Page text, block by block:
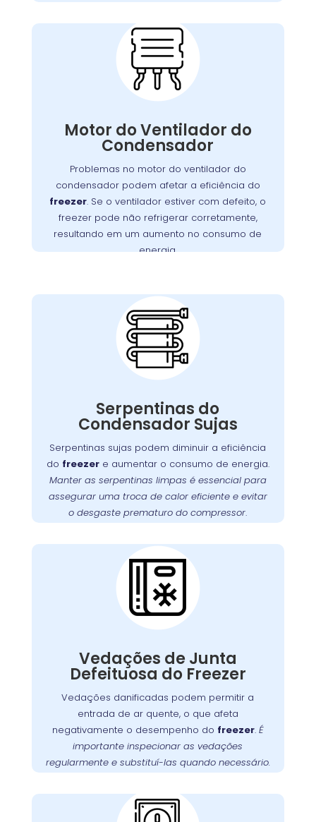
Motor do Ventilador do
Condensador
Problemas no motor do ventilador do
condensador podem afetar a eficiência do
freezer. Se o ventilador estiver com defeito, o
freezer pode não refrigerar corretamente,
resultando em um aumento no consumo de
energia.
Problemas com o
Motor do Ventilador do
Condensador:
O motor do ventilador do condensador
desempenha um papel crucial na dissipação
do calor gerado pelo
freezer
.
não operar corretamente, o freezer pode ter
dificuldades para refrigerar, resultando em
maior consumo de energia e desgaste do
motor
. A
Wandertec
na Lamenha
Pequena realiza inspeções minuciosas e
substituições de motores defeituosos,
assegurando que seu
freezer
funcione
perfeitamente.
Serpentinas do
Condensador Sujas
Serpentinas sujas podem diminuir a eficiência
do freezere aumentar o consumo de energia.
Manter as serpentinas limpas é essencial para
assegurar uma troca de calor eficiente e evitar
o desgaste prematuro do compressor.
Limpeza das
Serpentinas do
Condensador na
Lamenha Pequena
podem acumular sujeira e poeira, o que pode
comprometer a eficiência do
freezer
.
Manter
essas serpentinas limpas é fundamental para
assegurar uma troca de calor eficaz e prevenir
o desgaste prematuro do compressor
. A
Wandertec
oferece serviços especializados
de limpeza e manutenção preventiva para
garantir que seu
freezer
funcione sempre em
Vedações de Junta
Defeituosa do Freezer
Vedações danificadas podem permitir a
entrada de ar quente, o que afeta
negativamente o desempenho do freezer. É
importante inspecionar as vedações
regularmente e substituí-las quando necessário.
com as Vedações do
Freezer na Lamenha
Pequena
Vedações de junta com defeito são uma
de ar quente no
freezer
, obrigando o motor a
trabalhar mais para manter a temperatura
interna.
É fundamental verificar as vedações
regularmente e substituí-las quando necessário
para garantir uma vedação adequada
Wandertec
na Lamenha Pequena oferece
serviços de inspeção e substituição de
vedações, garantindo a eficiência energética
Problemas com a